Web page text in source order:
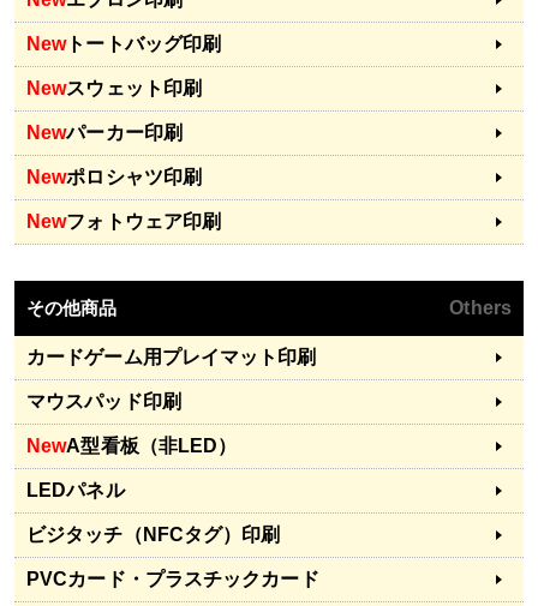
Newトートバッグ印刷
Newスウェット印刷
Newパーカー印刷
Newポロシャツ印刷
Newフォトウェア印刷
その他商品 Others
カードゲーム用プレイマット印刷
マウスパッド印刷
NewA型看板（非LED）
LEDパネル
ビジタッチ（NFCタグ）印刷
PVCカード・プラスチックカード